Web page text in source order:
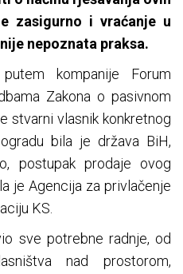
zasigurno i vraćanje u
nepoznata praksa.
kompanije Forum
Zakona o pasivnom
stvarni vlasnik konkretnog
bila je država BiH,
postupak prodaje ovog
je Agencija za privlačenje
KS.
sve potrebne radnje, od
nad prostorom,